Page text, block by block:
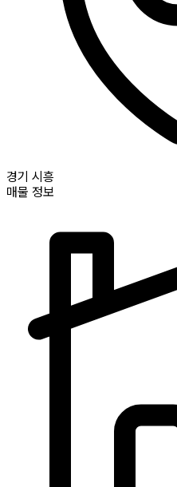
경기 시흥
매물 정보